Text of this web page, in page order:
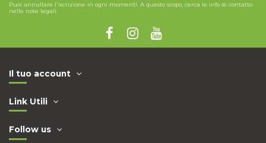
Puoi annullare l'iscrizione in ogni momenti. A questo scopo, cerca le info di contatto
nelle note legali.
Il tuo account
Link Utili
Follow us